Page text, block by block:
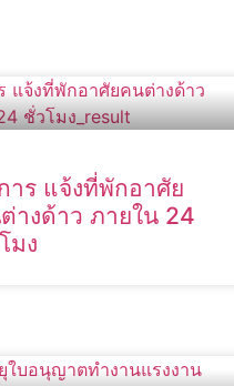
าร แจ้งที่พักอาศัย
างด้าว ภายใน 24
มง